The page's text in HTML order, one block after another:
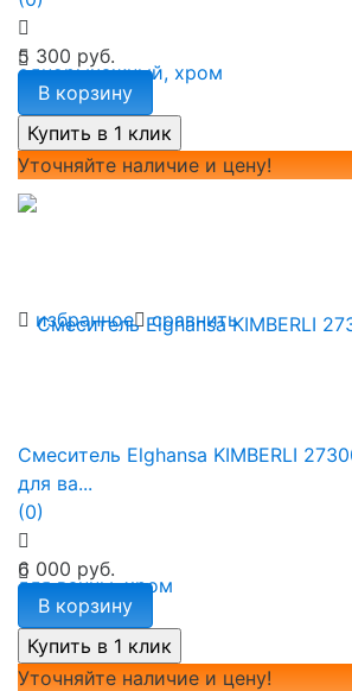
избранное сравнить
5 300 руб.
В корзину
Уточняйте наличие и цену!
Смеситель Elghansa KIMBERLI
для ва...
(0)
6 000 руб.
В корзину
Уточняйте наличие и цену!